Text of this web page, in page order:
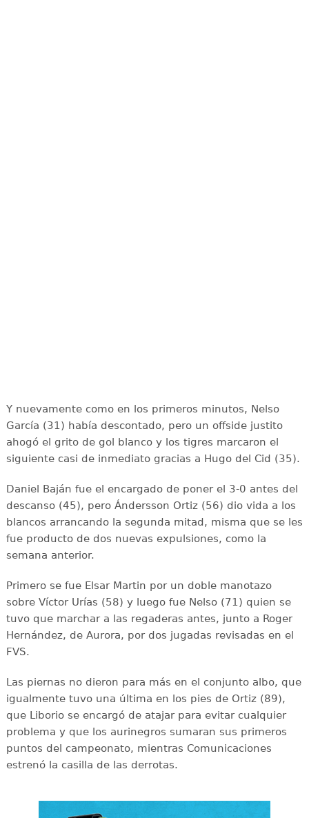
Y nuevamente como en los primeros minutos, Nelso
García (31) había descontado, pero un offside justito
ahogó el grito de gol blanco y los tigres marcaron el
siguiente casi de inmediato gracias a Hugo del Cid (35).
Daniel Baján fue el encargado de poner el 3-0 antes del
descanso (45), pero Ándersson Ortiz (56) dio vida a los
blancos arrancando la segunda mitad, misma que se les
fue producto de dos nuevas expulsiones, como la
semana anterior.
Primero se fue Elsar Martin por un doble manotazo
sobre Víctor Urías (58) y luego fue Nelso (71) quien se
tuvo que marchar a las regaderas antes, junto a Roger
Hernández, de Aurora, por dos jugadas revisadas en el
FVS.
Las piernas no dieron para más en el conjunto albo, que
igualmente tuvo una última en los pies de Ortiz (89),
que Liborio se encargó de atajar para evitar cualquier
problema y que los aurinegros sumaran sus primeros
puntos del campeonato, mientras Comunicaciones
estrenó la casilla de las derrotas.